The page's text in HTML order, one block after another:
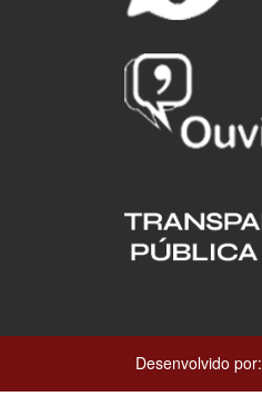
Desenvolvido por: